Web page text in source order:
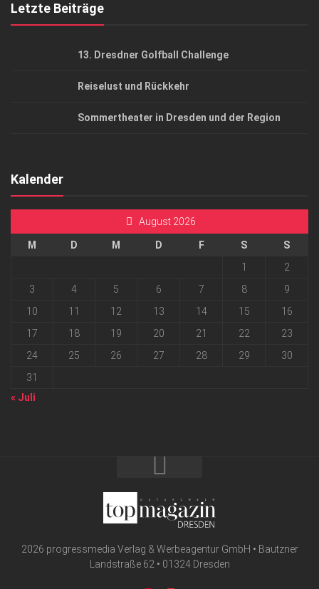
Letzte Beiträge
13. Dresdner Golfball Challenge
Reiselust und Rückkehr
Sommertheater in Dresden und der Region
Kalender
August 2026
M D M D F S
S
1
2
3
4 5 6 7 8
9
10
11 12 13 14 15
16
17
18 19 20 21 22
23
24
25 26 27 28 29
30
31
« Juli
2026 progressmedia Verlag & Werbeagentur GmbH • Bautzner
Landstraße 62 • 01324 Dresden